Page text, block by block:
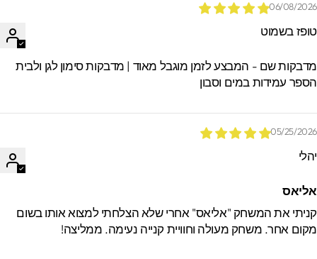
06/08/
בשמוט
שם - המבצע לזמן מוגבל מאוד | מדבקות סימון לגן ולבית
עמידות במים וסבון
05/25/
את המשחק "אליאס" אחרי שלא הצלחתי למצוא אותו בשום
אחר. משחק מעולה וחוויית קנייה נעימה. ממליצה!